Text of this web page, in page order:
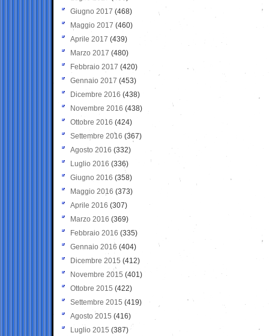
Giugno 2017 (468)
Maggio 2017 (460)
Aprile 2017 (439)
Marzo 2017 (480)
Febbraio 2017 (420)
Gennaio 2017 (453)
Dicembre 2016 (438)
Novembre 2016 (438)
Ottobre 2016 (424)
Settembre 2016 (367)
Agosto 2016 (332)
Luglio 2016 (336)
Giugno 2016 (358)
Maggio 2016 (373)
Aprile 2016 (307)
Marzo 2016 (369)
Febbraio 2016 (335)
Gennaio 2016 (404)
Dicembre 2015 (412)
Novembre 2015 (401)
Ottobre 2015 (422)
Settembre 2015 (419)
Agosto 2015 (416)
Luglio 2015 (387)